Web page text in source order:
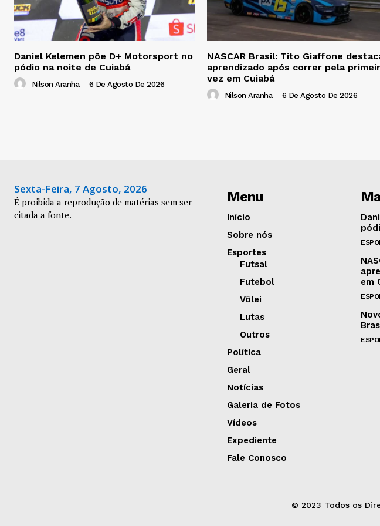
Daniel Kelemen põe D+ Motorsport no
pódio na noite de Cuiabá
Nilson Aranha - 6 De Agosto De 2026
NASCAR Brasil: Tito Giaffone
aprendizado após correr pela
vez em Cuiabá
Nilson Aranha - 6 De Agosto De 2026
Sexta-Feira, 7 Agosto, 2026
É proibida a reprodução de matérias sem ser
citada a fonte.
Menu
Início
Sobre nós
Esportes
Futsal
Futebol
Vôlei
Lutas
Outros
Política
Geral
Notícias
Galeria de Fotos
Vídeos
Expediente
Fale Conosco
em
© 2023 Todos os